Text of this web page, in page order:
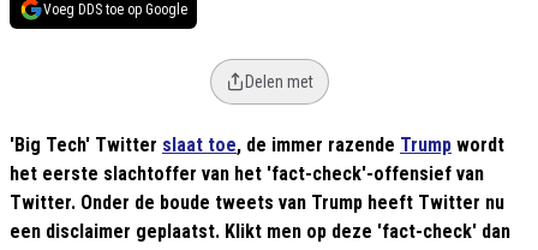
Voeg DDS toe op Google
Delen met
'Big Tech' Twitter slaat toe, de immer razende Trump wordt
het eerste slachtoffer van het 'fact-check'-offensief van
Twitter. Onder de boude tweets van Trump heeft Twitter nu
een disclaimer geplaatst. Klikt men op deze 'fact-check' dan